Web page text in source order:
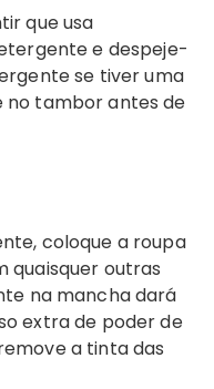
que usa
e despeje-
se tiver uma
no tambor antes de
coloque a roupa
quaisquer outras
na mancha dará
extra de poder de
a tinta das